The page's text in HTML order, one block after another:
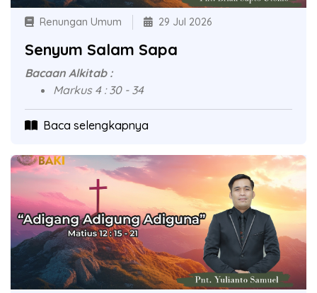
Renungan Umum 29 Jul 2026
Senyum Salam Sapa
Bacaan Alkitab :
Markus 4 : 30 - 34
Baca selengkapnya